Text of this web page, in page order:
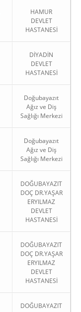
HAMUR
DEVLET
HASTANESİ
DİYADİN
DEVLET
HASTANESİ
Doğubayazıt
Ağız ve Diş
Sağlığı Merkezi
Doğubayazıt
Ağız ve Diş
Sağlığı Merkezi
DOĞUBAYAZIT
DOÇ DR.YAŞAR
ERYILMAZ
DEVLET
HASTANESİ
DOĞUBAYAZIT
DOÇ DR.YAŞAR
ERYILMAZ
DEVLET
HASTANESİ
DOĞUBAYAZIT